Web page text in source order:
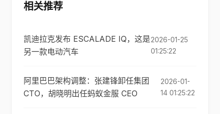
相关推荐
凯迪拉克发布 ESCALADE IQ，这是
另一款电动汽车
2026-01-25
01:25:22
阿里巴巴架构调整：张建锋卸任集团
CTO，胡晓明出任蚂蚁金服 CEO
2026-01-
14 01:25:22